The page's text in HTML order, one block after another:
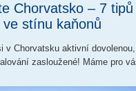
Chorvatsko – 7
stínu kaňonů
v Chorvatsku aktivní
zasloužené! Máme pro